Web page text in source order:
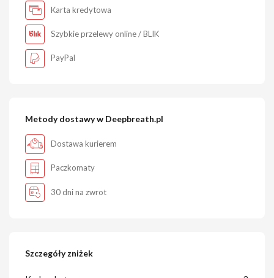
Karta kredytowa
Szybkie przelewy online / BLIK
PayPal
Metody dostawy w Deepbreath.pl
Dostawa kurierem
Paczkomaty
30 dni na zwrot
Szczegóły zniżek